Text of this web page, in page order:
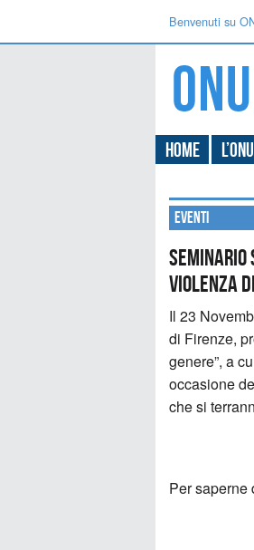
Benvenuti su
Home
Eventi
violenza
Il 23
di Firenze,
genere”, a
occasione
che si
Per saperne